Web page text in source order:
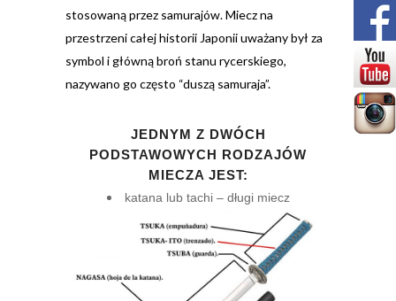
stosowaną przez samurajów. Miecz na
przestrzeni całej historii Japonii uważany był za
symbol i główną broń stanu rycerskiego,
nazywano go często “duszą samuraja”.
JEDNYM Z DWÓCH
PODSTAWOWYCH RODZAJÓW
MIECZA JEST:
katana lub tachi – długi miecz